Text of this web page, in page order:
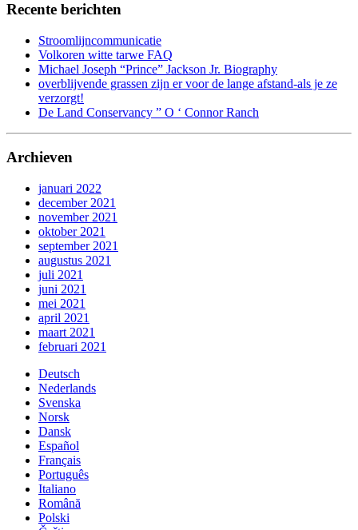
Recente berichten
Stroomlijncommunicatie
Volkoren witte tarwe FAQ
Michael Joseph “Prince” Jackson Jr. Biography
overblijvende grassen zijn er voor de lange afstand-als je ze
verzorgt!
De Land Conservancy ” O ‘ Connor Ranch
Archieven
januari 2022
december 2021
november 2021
oktober 2021
september 2021
augustus 2021
juli 2021
juni 2021
mei 2021
april 2021
maart 2021
februari 2021
Deutsch
Nederlands
Svenska
Norsk
Dansk
Español
Français
Português
Italiano
Română
Polski